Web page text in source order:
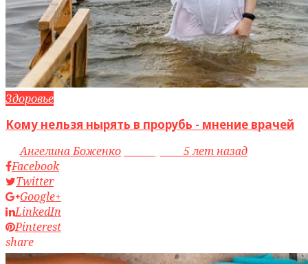
Здоровье
Кому нельзя нырять в прорубь - мнение врачей
byАнгелина Боженко
5 лет назад
Facebook
Twitter
Google+
LinkedIn
Pinterest
share